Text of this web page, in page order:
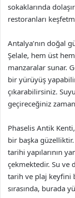
sokaklarında
restoranları
Antalya’nın doğal
Şelale, hem üst
manzaralar sunar.
bir yürüyüş
çıkarabilirsiniz.
geçireceğiniz
Phaselis Antik
bir başka
tarihi yapılarının
çekmektedir. Su ve
tarih ve plaj keyfini
sırasında, burada